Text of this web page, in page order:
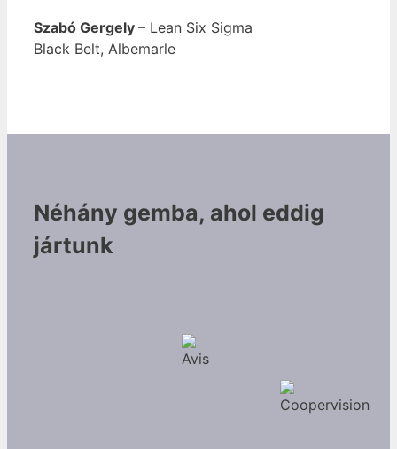
Szabó Gergely – Lean Six Sigma
Black Belt, Albemarle
Néhány gemba, ahol eddig
jártunk